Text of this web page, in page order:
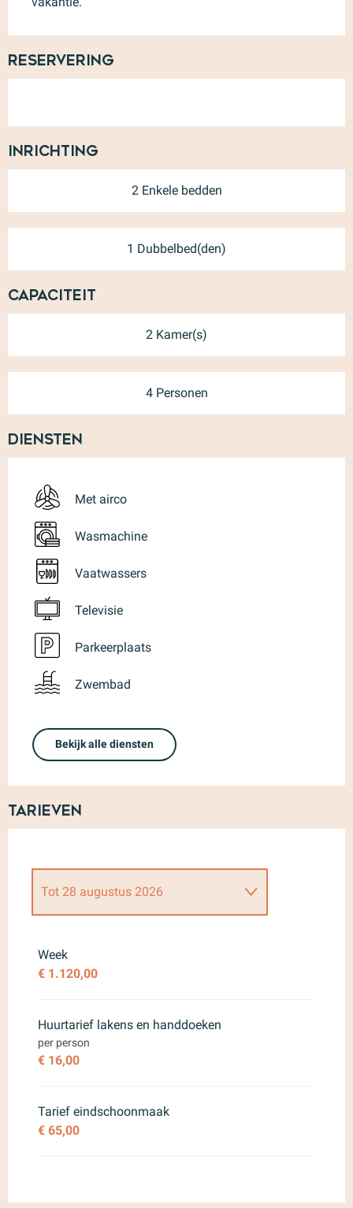
Reservering
Inrichting
2 Enkele bedden
1 Dubbelbed(den)
Capaciteit
2 Kamer(s)
4 Personen
Diensten
Met airco
Wasmachine
Vaatwassers
Televisie
Parkeerplaats
Zwembad
Bekijk alle diensten
Tarieven
Van26 april 2026
Van30 mei 2026tot 27 juni 2026
Tot 28 augustus 2026
Van29 augustus 2026
Van 27 september 2026
Week
€ 1.120,00
Huurtarief lakens en handdoeken
per person
€ 16,00
Tarief eindschoonmaak
€ 65,00